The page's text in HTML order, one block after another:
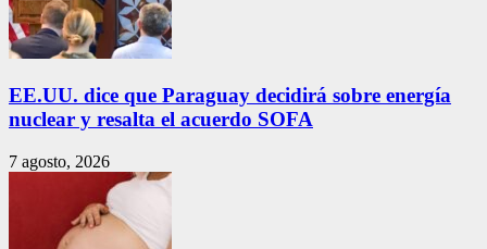
EE.UU. dice que Paraguay decidirá sobre energía
nuclear y resalta el acuerdo SOFA
7 agosto, 2026